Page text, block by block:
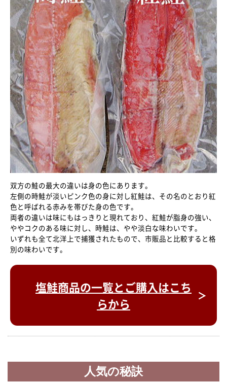
双方の鮭の最大の違いは身の色にあります。
左側の時鮭が淡いピンク色の身に対し紅鮭は、その名のとおり紅
色と呼ばれる赤みを帯びた身の色です。
両者の違いは味にもはっきりと現れており、紅鮭が脂身の強い、
ややコクのある味に対し、時鮭は、やや淡白な味わいです。
いずれも全て北洋上で捕獲されたもので、市販品と比較すると格
別の味わいです。
塩鮭商品の一覧とご購入はこち
らから
人気の秘訣